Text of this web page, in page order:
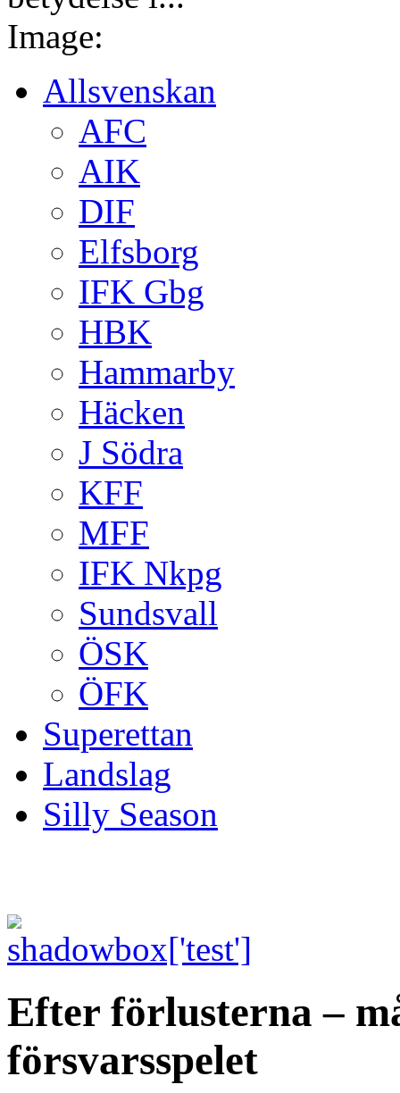
Image:
Allsvenskan
AFC
AIK
DIF
Elfsborg
IFK Gbg
HBK
Hammarby
Häcken
J Södra
KFF
MFF
IFK Nkpg
Sundsvall
ÖSK
ÖFK
Superettan
Landslag
Silly Season
Efter förlusterna –
försvarsspelet